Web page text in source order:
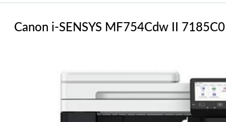
Canon i-SENSYS MF754Cdw II